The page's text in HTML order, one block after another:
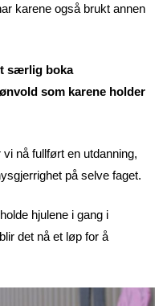
karene også brukt annen
særlig boka
som karene holder
nå fullført en utdanning,
på selve faget.
hjulene i gang i
det nå et løp for å